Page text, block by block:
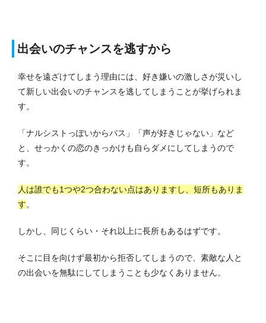
出会いのチャンスを逃すから
幸せを遠ざけてしまう理由には、好き嫌いの激しさが災いし
て新しい出会いのチャンスを逃してしまうことが挙げられま
す。
「ナルシストっぽいからパス」「声が好きじゃない」など
と、せっかくの恋のきっかけも自らダメにしてしまうので
す。
人は誰でも1つや2つ合わない点はありますし、短所もありま
す。
しかし、同じくらい・それ以上に長所もあるはずです。
そこに目を向けず最初から拒否してしまうので、素敵な人と
の出会いを無駄にしてしまうことも少なくありません。